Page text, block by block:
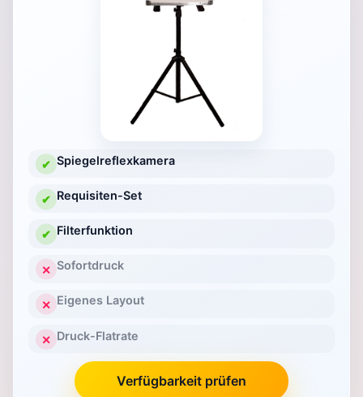
✔ Spiegelreflexkamera
✔ Requisiten-Set
✔ Filterfunktion
✕ Sofortdruck
✕ Eigenes Layout
✕ Druck-Flatrate
Verfügbarkeit prüfen